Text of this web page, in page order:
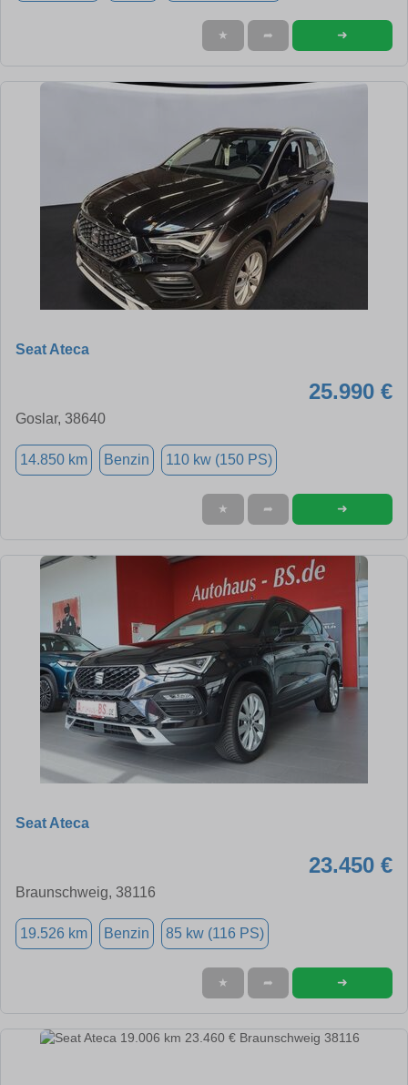
★ ➦ ➜
Seat Ateca
25.990 €
Goslar, 38640
14.850 km Benzin 110 kw (150 PS)
★ ➦ ➜
Seat Ateca
23.450 €
Braunschweig, 38116
19.526 km Benzin 85 kw (116 PS)
★ ➦ ➜